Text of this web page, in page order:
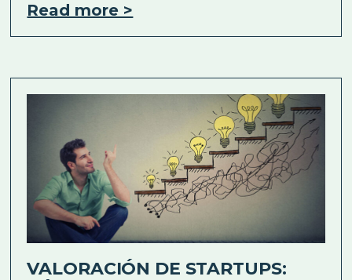
Read more >
VALORACIÓN DE STARTUPS: